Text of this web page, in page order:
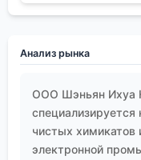
дальше
(строительные
страдать от
замещаться
акрилатами). А вот
Анализ рынка
ООО Шэньян Ихуа
чистых химикатов
электронной